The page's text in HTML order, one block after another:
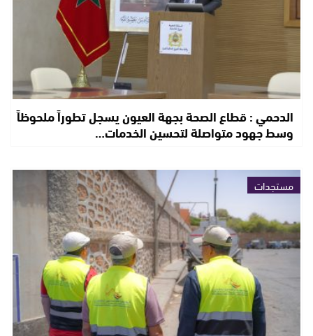
الدحمي : قطاع الصحة بجهة العيون يسجل تطوراً ملحوظاً
وسط جهود متواصلة لتحسين الخدمات…
مستجدات